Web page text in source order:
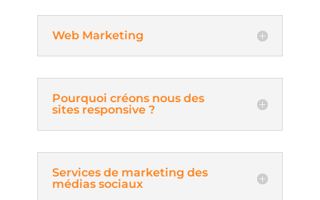
Web Marketing
Pourquoi créons nous des
sites responsive ?
Services de marketing des
médias sociaux